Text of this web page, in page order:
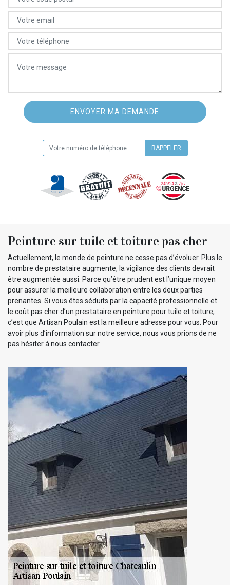
Peinture sur tuile et toiture pas cher
Actuellement, le monde de peinture ne cesse pas d’évoluer. Plus le
nombre de prestataire augmente, la vigilance des clients devrait
être augmentée aussi. Parce qu’être prudent est l’unique moyen
pour assurer la meilleure collaboration entre les deux parties
prenantes. Si vous êtes séduits par la capacité professionnelle et
le coût pas cher d’un prestataire en peinture pour tuile et toiture,
c’est que Artisan Poulain est la meilleure adresse pour vous. Pour
avoir plus d’information sur notre service, nous vous prions de ne
pas hésiter à nous contacter.